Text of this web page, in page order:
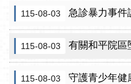
115-08-03 急診暴力事件
115-08-03 有關和平院區
115-08-03 守護青少年健康！把握HPV疫